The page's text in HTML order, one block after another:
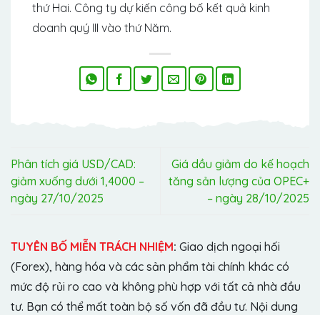
thứ Hai. Công ty dự kiến công bố kết quả kinh
doanh quý III vào thứ Năm.
Phân tích giá USD/CAD:
giảm xuống dưới 1,4000 –
ngày 27/10/2025
Giá dầu giảm do kế hoạch
tăng sản lượng của OPEC+
– ngày 28/10/2025
TUYÊN BỐ MIỄN TRÁCH NHIỆM: Giao dịch ngoại hối
(Forex), hàng hóa và các sản phẩm tài chính khác có
mức độ rủi ro cao và không phù hợp với tất cả nhà đầu
tư. Bạn có thể mất toàn bộ số vốn đã đầu tư. Nội dung